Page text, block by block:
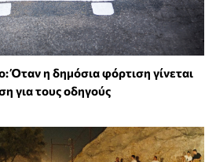
Όταν η δημόσια φόρτιση γίνεται
για τους οδηγούς